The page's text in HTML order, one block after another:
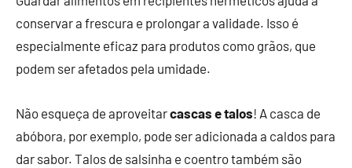
conservar a frescura e prolongar a validade. Isso é
especialmente eficaz para produtos como grãos, que
podem ser afetados pela umidade.
Não esqueça de aproveitarcascas e talos! A casca de
abóbora, por exemplo, pode ser adicionada a caldos para
dar sabor. Talos de salsinha e coentro também são